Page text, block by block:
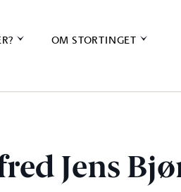
OM STORTINGET
Jens